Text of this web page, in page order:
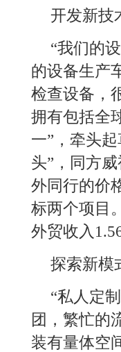
开发新技
“我们的
的设备生产
检查设备，
拥有包括全
一”，牵头
头”，同方
外同行的价
标两个项目
外贸收入
探索新模
“私人定
团，繁忙的
装有量体空